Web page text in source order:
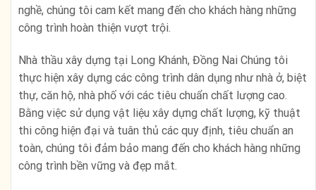
nghề, chúng tôi cam kết mang đến cho khách hàng những
công trình hoàn thiện vượt trội.
Nhà thầu xây dựng tại Long Khánh, Đồng Nai Chúng tôi
thực hiện xây dựng các công trình dân dụng như nhà ở, biệt
thự, căn hộ, nhà phố với các tiêu chuẩn chất lượng cao.
Bằng việc sử dụng vật liệu xây dựng chất lượng, kỹ thuật
thi công hiện đại và tuân thủ các quy định, tiêu chuẩn an
toàn, chúng tôi đảm bảo mang đến cho khách hàng những
công trình bền vững và đẹp mắt.